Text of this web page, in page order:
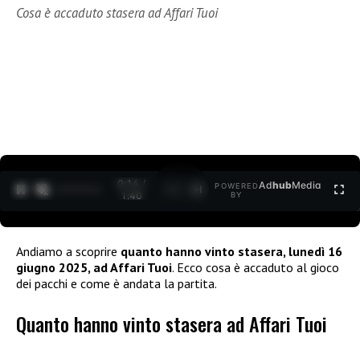
Cosa è accaduto stasera ad Affari Tuoi
0:15 /
1:40
POWERED
BY
AdhubMedia
Andiamo a scoprire quanto hanno vinto stasera, lunedì 16
giugno 2025, ad Affari Tuoi. Ecco cosa è accaduto al gioco
dei pacchi e come è andata la partita.
Quanto hanno vinto stasera ad Affari Tuoi